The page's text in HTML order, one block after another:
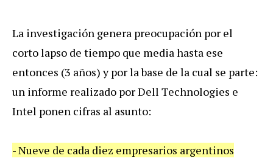
La investigación genera preocupación por el
corto lapso de tiempo que media hasta ese
entonces (3 años) y por la base de la cual se parte:
un informe realizado por Dell Technologies e
Intel ponen cifras al asunto:
- Nueve de cada diez empresarios argentinos